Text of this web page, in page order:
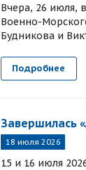
Вчера, 26 июля,
Военно-
Будникова и
Подробнее
Завершилась
18 июля 2026
15 и 16 июля